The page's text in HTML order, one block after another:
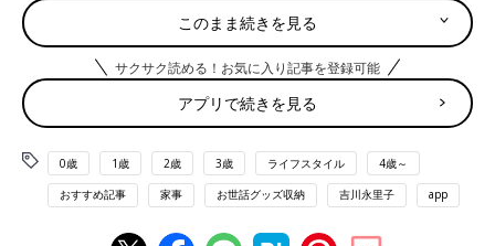
う、ぼやきもありました。
片づけられないのは、そもそも収納スペースが少ない、というの
が根本的な原因のようです。
「物が増えて、収納に入りきらず出しっぱなしになる」（ペコち
「おもちゃがどんどん増える」（いか）
「おさがりでもらった大きめの服、サイズアウトした服、シーズ
ンじゃない服の収納に困っています。あとは搾乳機とか2人目生
まれた時に残しておきたい、かさばる育児用品をどうしまうか考
このまま続きを見る
サクサク読める！お気に入り記事を登録可能
アプリで続きを見る
0歳 1歳 2歳 3歳 ライフスタイル 4歳～
おすすめ記事 家事 お世話グッズ収納 吉川永里子 app